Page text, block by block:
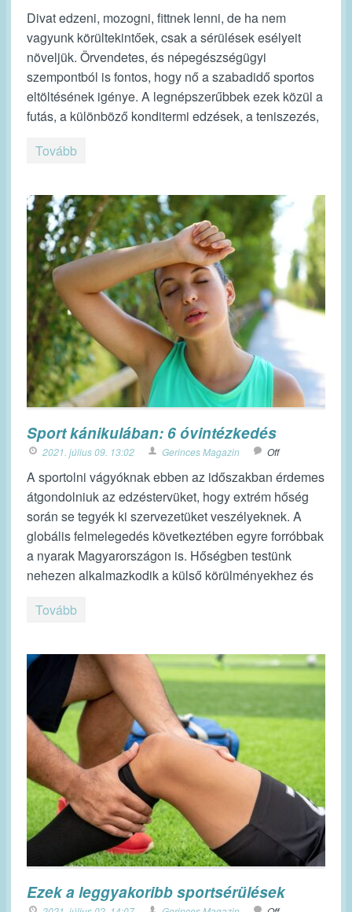
Divat edzeni, mozogni, fittnek lenni, de ha nem
vagyunk körültekintőek, csak a sérülések esélyeit
növeljük. Örvendetes, és népegészségügyi
szempontból is fontos, hogy nő a szabadidő sportos
eltöltésének igénye. A legnépszerűbbek ezek közül a
futás, a különböző konditermi edzések, a teniszezés,
Tovább
Sport kánikulában: 6 óvintézkedés
2021. július 09. 13:02 Gerinces Magazin Off
A sportolni vágyóknak ebben az időszakban érdemes
átgondolniuk az edzéstervüket, hogy extrém hőség
során se tegyék ki szervezetüket veszélyeknek. A
globális felmelegedés következtében egyre forróbbak
a nyarak Magyarországon is. Hőségben testünk
nehezen alkalmazkodik a külső körülményekhez és
Tovább
Ezek a leggyakoribb sportsérülések